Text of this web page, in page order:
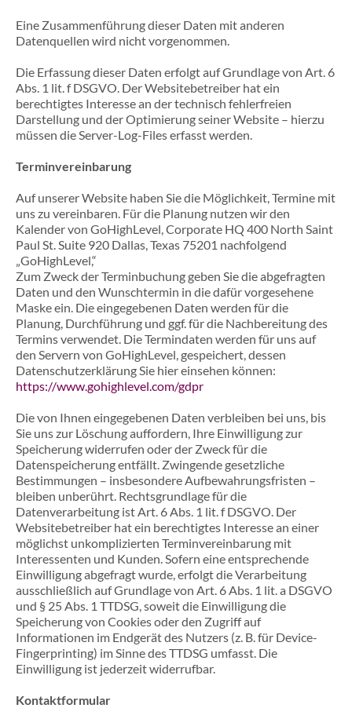
Eine Zusammenführung dieser Daten mit anderen
Datenquellen wird nicht vorgenommen.
Die Erfassung dieser Daten erfolgt auf Grundlage von Art. 6
Abs. 1 lit. f DSGVO. Der Websitebetreiber hat ein
berechtigtes Interesse an der technisch fehlerfreien
Darstellung und der Optimierung seiner Website – hierzu
müssen die Server-Log-Files erfasst werden.
Terminvereinbarung
Auf unserer Website haben Sie die Möglichkeit, Termine mit
uns zu vereinbaren. Für die Planung nutzen wir den
Kalender von GoHighLevel, Corporate HQ 400 North Saint
Paul St. Suite 920 Dallas, Texas 75201 nachfolgend
„GoHighLevel,“
Zum Zweck der Terminbuchung geben Sie die abgefragten
Daten und den Wunschtermin in die dafür vorgesehene
Maske ein. Die eingegebenen Daten werden für die
Planung, Durchführung und ggf. für die Nachbereitung des
Termins verwendet. Die Termindaten werden für uns auf
den Servern von GoHighLevel, gespeichert, dessen
Datenschutzerklärung Sie hier einsehen können:
https://www.gohighlevel.com/gdpr
Die von Ihnen eingegebenen Daten verbleiben bei uns, bis
Sie uns zur Löschung auffordern, Ihre Einwilligung zur
Speicherung widerrufen oder der Zweck für die
Datenspeicherung entfällt. Zwingende gesetzliche
Bestimmungen – insbesondere Aufbewahrungsfristen –
bleiben unberührt. Rechtsgrundlage für die
Datenverarbeitung ist Art. 6 Abs. 1 lit. f DSGVO. Der
Websitebetreiber hat ein berechtigtes Interesse an einer
möglichst unkomplizierten Terminvereinbarung mit
Interessenten und Kunden. Sofern eine entsprechende
Einwilligung abgefragt wurde, erfolgt die Verarbeitung
ausschließlich auf Grundlage von Art. 6 Abs. 1 lit. a DSGVO
und § 25 Abs. 1 TTDSG, soweit die Einwilligung die
Speicherung von Cookies oder den Zugriff auf
Informationen im Endgerät des Nutzers (z. B. für Device-
Fingerprinting) im Sinne des TTDSG umfasst. Die
Einwilligung ist jederzeit widerrufbar.
Kontaktformular